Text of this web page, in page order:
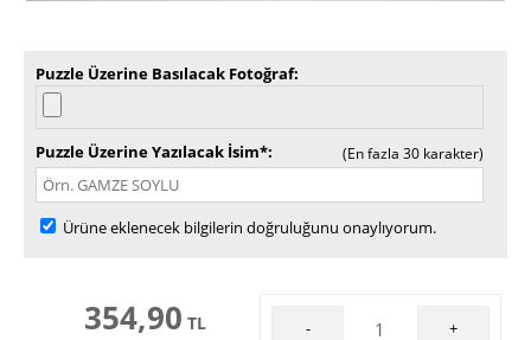
Puzzle Üzerine Basılacak Fotoğraf
Puzzle Üzerine Yazılacak İsim* (En fazla 30 karakter)
Ürüne eklenecek bilgilerin doğruluğunu onaylıyorum.
354,90 TL - +